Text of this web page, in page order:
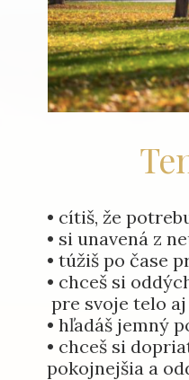
• cítiš, že
• si unavená z
• túžiš po čase
• chceš si
pre svoje telo
• hľadáš jemný
• chceš si
pokojnejšia a